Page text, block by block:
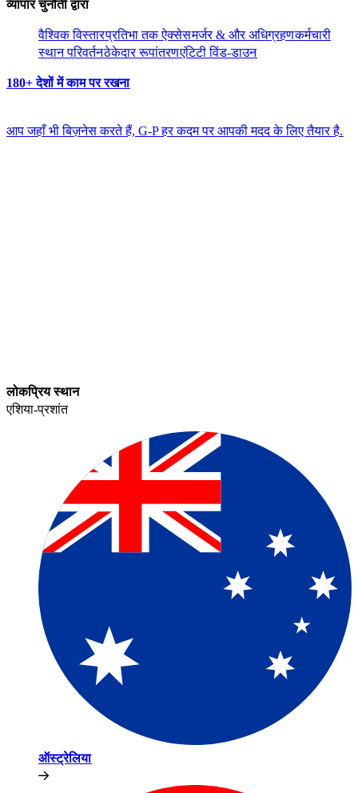
व्यापार चुनौती द्वारा​​
वैश्विक विस्तार​​प्रतिभा तक ऐक्सेस​​मर्जर & और अधिग्रहण​​कर्मचारी
स्थान परिवर्तन​​ठेकेदार रूपांतरण​​एंटिटी विंड-डाउन​​
180+ देशों में काम पर रखना​​
आप जहाँ भी बिज़नेस करते हैं, G-P हर कदम पर आपकी मदद के लिए तैयार है.​​
लोकप्रिय स्थान​​
एशिया-प्रशांत​​
ऑस्ट्रेलिया​​